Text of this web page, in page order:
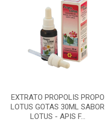
EXTRATO PROPOLIS PROPO
LOTUS GOTAS 30ML SABOR
LOTUS - APIS F...